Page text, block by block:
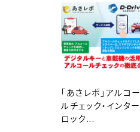
「あさレポ」アルコー
ルチェック・インター
ロック...